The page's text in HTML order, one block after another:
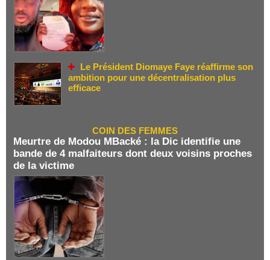
Le Président Diomaye Faye réaffirme son
ambition pour une décentralisation plus
efficace
COIN DES FEMMES
Meurtre de Modou MBacké : la Dic identifie une
bande de 4 malfaiteurs dont deux voisins proches
de la victime